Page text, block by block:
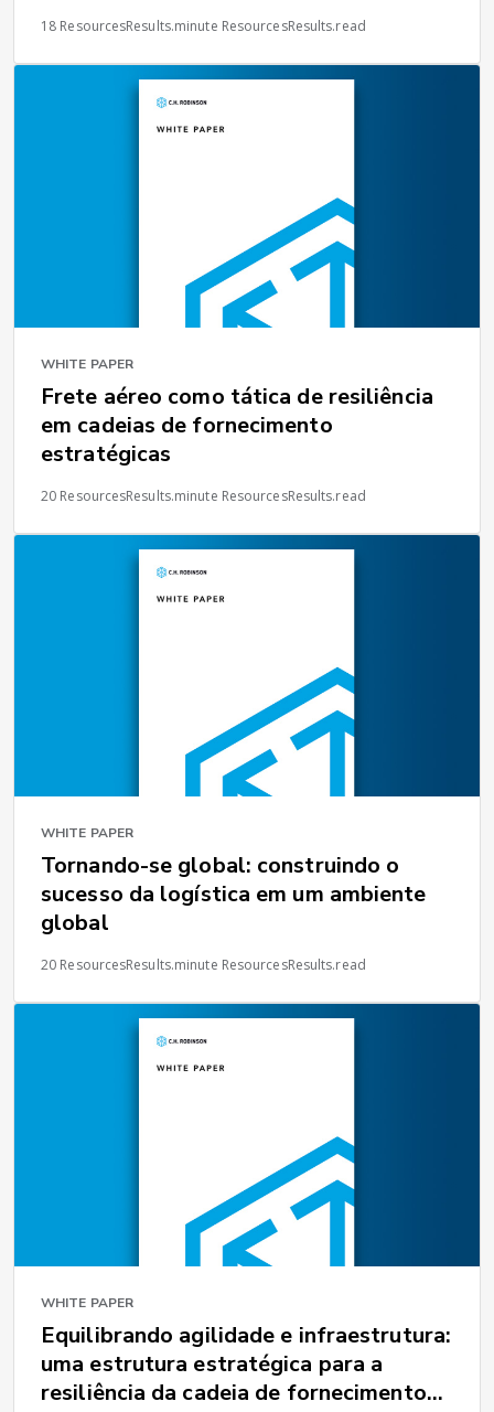
18 ResourcesResults.minute ResourcesResults.read
WHITE PAPER
Frete aéreo como tática de resiliência
em cadeias de fornecimento
estratégicas
20 ResourcesResults.minute ResourcesResults.read
WHITE PAPER
Tornando-se global: construindo o
sucesso da logística em um ambiente
global
20 ResourcesResults.minute ResourcesResults.read
WHITE PAPER
Equilibrando agilidade e infraestrutura:
uma estrutura estratégica para a
resiliência da cadeia de fornecimento